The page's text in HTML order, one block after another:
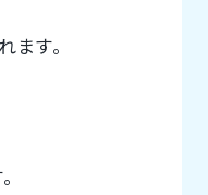
ます。